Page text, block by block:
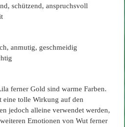
schützend, anspruchsvoll
anmutig, geschmeidig
ferner Gold sind warme Farben.
eine tolle Wirkung auf den
jedoch alleine verwendet werden,
Emotionen von Wut ferner